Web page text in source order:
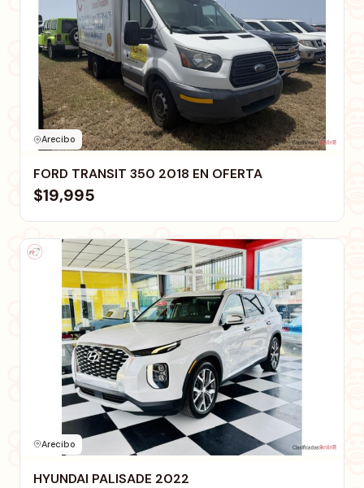
Arecibo
FORD TRANSIT 350 2018 EN OFERTA
$19,995
Arecibo
HYUNDAI PALISADE 2022